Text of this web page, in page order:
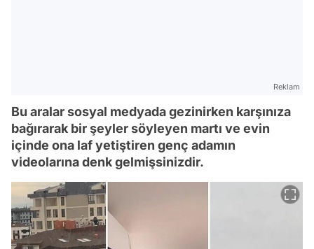
Reklam
Bu aralar sosyal medyada gezinirken karşınıza
bağırarak bir şeyler söyleyen martı ve evin
içinde ona laf yetiştiren genç adamın
videolarına denk gelmişsinizdir.